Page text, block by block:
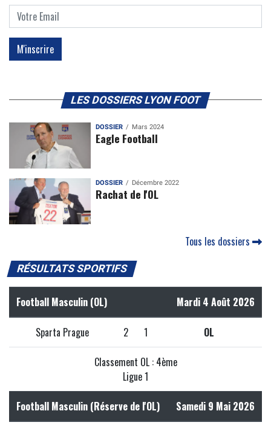
LES DOSSIERS LYON FOOT
DOSSIER Mars 2024
Eagle Football
DOSSIER Décembre 2022
Rachat de l'OL
Tous les dossiers
RÉSULTATS SPORTIFS
Football Masculin (OL) Mardi 4 Août 2026
Sparta Prague 2 1 OL
Classement OL : 4ème
Ligue 1
Football Masculin (Réserve de l'OL) Samedi 9 Mai 2026